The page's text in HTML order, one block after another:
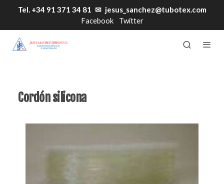
Tel. +34 91 371 34 81 ✉ jesus_sanchez@tubotex.com
Facebook
Twitter
Cordón silicona